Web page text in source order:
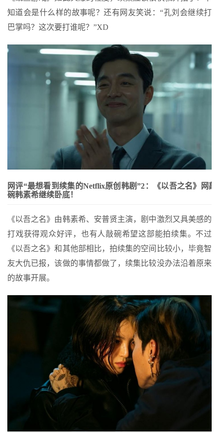
知道会是什么样的故事呢？还有网友笑说：“孔刘会继续打
巴掌吗？这次要打谁呢？”XD
网评“最想看到续集的Netflix原创韩剧”2：《以吾之名》网敲
碗韩素希继续卧底！
《以吾之名》由韩素希、安普贤主演，剧中激烈又具美感的
打戏获得观众好评，也有人敲碗希望这部能拍续集。不过
《以吾之名》和其他部相比，拍续集的空间比较小，毕竟智
友大仇已报，该做的事情都做了，续集比较没办法沿着原来
的故事开展。